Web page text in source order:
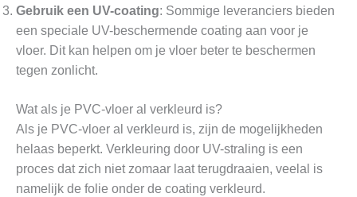
Gebruik een UV-coating: Sommige leveranciers bieden
een speciale UV-beschermende coating aan voor je
vloer. Dit kan helpen om je vloer beter te beschermen
tegen zonlicht.
Wat als je PVC-vloer al verkleurd is?
Als je PVC-vloer al verkleurd is, zijn de mogelijkheden
helaas beperkt. Verkleuring door UV-straling is een
proces dat zich niet zomaar laat terugdraaien, veelal is
namelijk de folie onder de coating verkleurd.